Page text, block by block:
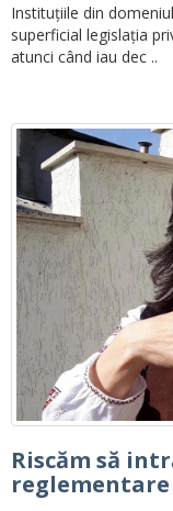
Instituțiile din
superficial legislația
atunci când iau dec ..
Riscăm să
reglementare